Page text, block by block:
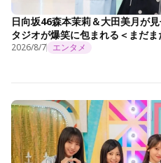
日向坂46森本茉莉＆大田美月が
タジオが爆笑に包まれる＜まだ
2026/8/7 エンタメ